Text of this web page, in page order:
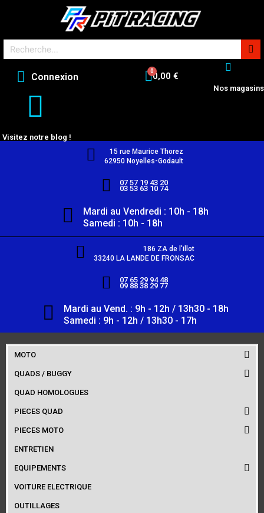
Connexion 0,00 €
Nos magasins
Visitez notre blog !
15 rue Maurice Thorez
62950 Noyelles-Godault
07 57 19 43 20
03 53 63 10 74
Mardi au Vendredi : 10h - 18h
Samedi : 10h - 18h
186 ZA de l'illot
33240 LA LANDE DE FRONSAC
07 65 29 94 48
09 88 38 29 77
Mardi au Vend. : 9h - 12h / 13h30 - 18h
Samedi : 9h - 12h / 13h30 - 17h
MOTO
QUADS / BUGGY
QUAD HOMOLOGUES
PIECES QUAD
PIECES MOTO
ENTRETIEN
EQUIPEMENTS
VOITURE ELECTRIQUE
OUTILLAGES